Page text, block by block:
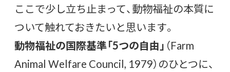
ここで少し立ち止まって、動物福祉の本質に
ついて触れておきたいと思います。
動物福祉の国際基準「5つの自由」 （Farm
Animal Welfare Council, 1979）のひとつに、